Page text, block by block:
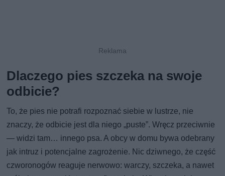
Dlaczego pies szczeka na swoje
odbicie?
To, że pies nie potrafi rozpoznać siebie w lustrze, nie
znaczy, że odbicie jest dla niego „puste”. Wręcz przeciwnie
— widzi tam… innego psa. A obcy w domu bywa odebrany
jak intruz i potencjalne zagrożenie. Nic dziwnego, że część
czworonogów reaguje nerwowo: warczy, szczeka, a nawet